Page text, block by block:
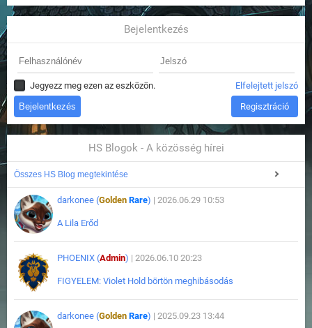
Bejelentkezés
Jegyezz meg ezen az eszközön. Elfelejtett jelszó
Regisztráció
HS Blogok - A közösség hírei
Összes HS Blog megtekintése
darkonee (Golden Rare) | 2026.06.29 10:53
A Lila Erőd
PHOENIX (Admin) | 2026.06.10 20:23
FIGYELEM: Violet Hold börtön meghibásodás
darkonee (Golden Rare) | 2025.09.23 13:44